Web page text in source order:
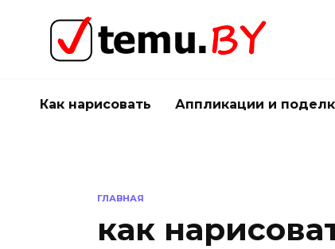
содержанию
Как нарисовать Аппликации и
ГЛАВНАЯ
как